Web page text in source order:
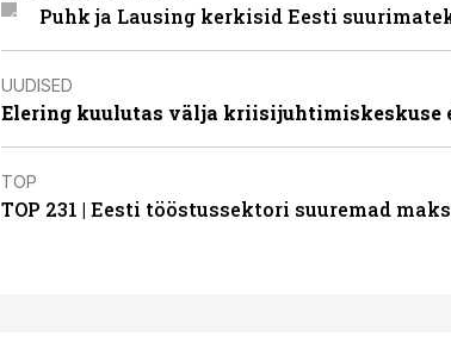
Puhk ja Lausing kerkisid Eesti
UUDISED
Elering kuulutas välja kriisijuhtimiskeskuse
TOP
TOP 231 | Eesti tööstussektori suuremad